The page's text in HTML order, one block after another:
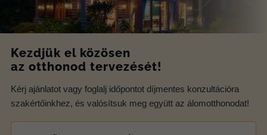
Kezdjük el közösen
az otthonod tervezését!
Kérj ajánlatot vagy foglalj időpontot díjmentes konzultációra
szakértőinkhez, és valósítsuk meg együtt az álomotthonodat!